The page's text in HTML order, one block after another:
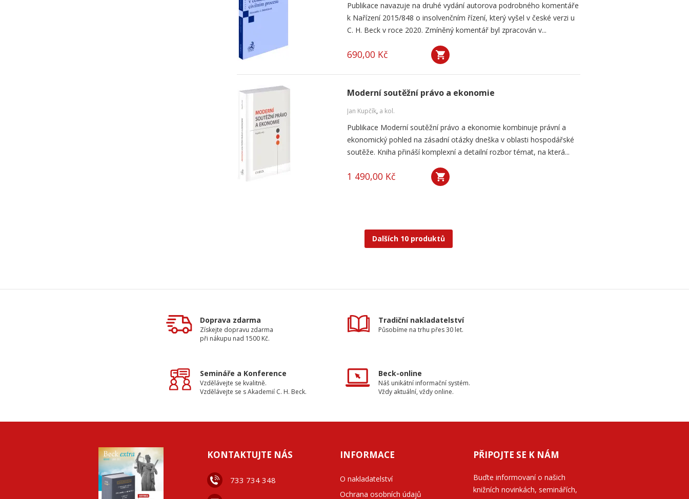
Publikace navazuje na druhé vydání autorova podrobného komentáře
k Nařízení 2015/848 o insolvenčním řízení, který vyšel v české verzi u
C. H. Beck v roce 2020. Zmíněný komentář byl zpracován v...
690,00 Kč
Moderní soutěžní právo a ekonomie
Jan Kupčík, a kol.
Publikace Moderní soutěžní právo a ekonomie kombinuje právní a
ekonomický pohled na zásadní otázky dneška v oblasti hospodářské
soutěže. Kniha přináší komplexní a detailní rozbor témat, na která...
1 490,00 Kč
Dalších 10 produktů
Doprava zdarma
Získejte dopravu zdarma
při nákupu nad 1500 Kč.
Tradiční nakladatelství
Působíme na trhu přes 30 let.
Semináře a Konference
Vzdělávejte se kvalitně.
Vzdělávejte se s Akademií C. H. Beck.
Beck-online
Náš unikátní informační systém.
Vždy aktuální, vždy online.
KONTAKTUJTE NÁS
733 734 348
INFORMACE
O nakladatelství
Ochrana osobních údajů
PŘIPOJTE SE K NÁM
Buďte informovaní o našich
knižních novinkách, seminářích,